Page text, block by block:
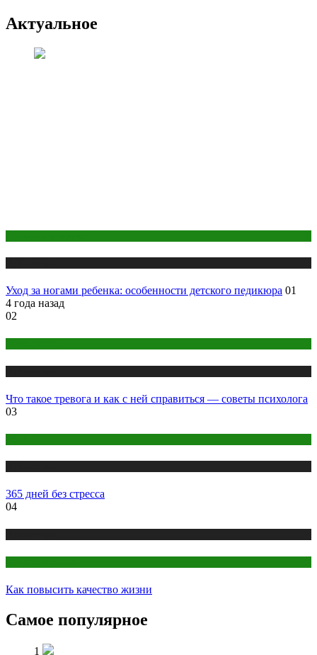
Актуальное
Уход за ногами ребенка: особенности детского педикюра 01
4 года назад
02
Что такое тревога и как с ней справиться — советы психолога
03
365 дней без стресса
04
Как повысить качество жизни
Самое популярное
1